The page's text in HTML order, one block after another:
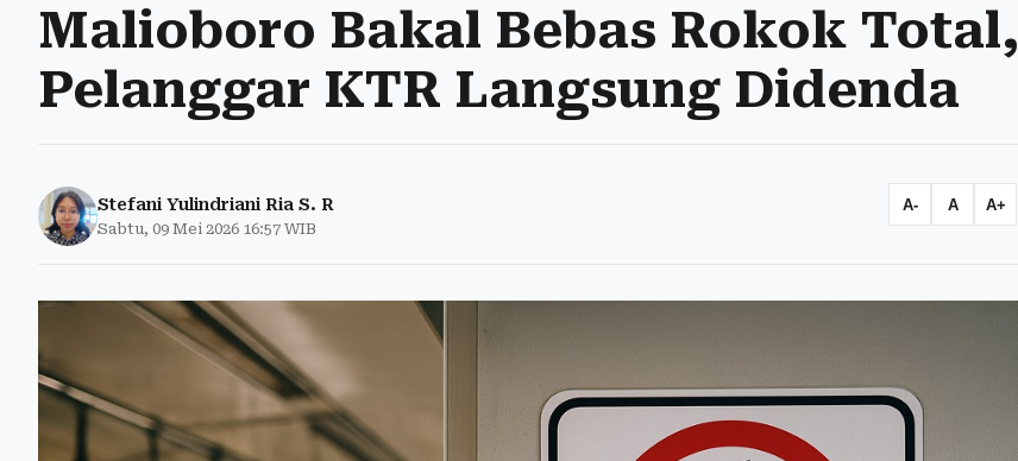
Malioboro Bakal Bebas Rokok Total,
Pelanggar KTR Langsung Didenda
Stefani Yulindriani Ria S. R
Sabtu, 09 Mei 2026 16:57 WIB
A- A A+